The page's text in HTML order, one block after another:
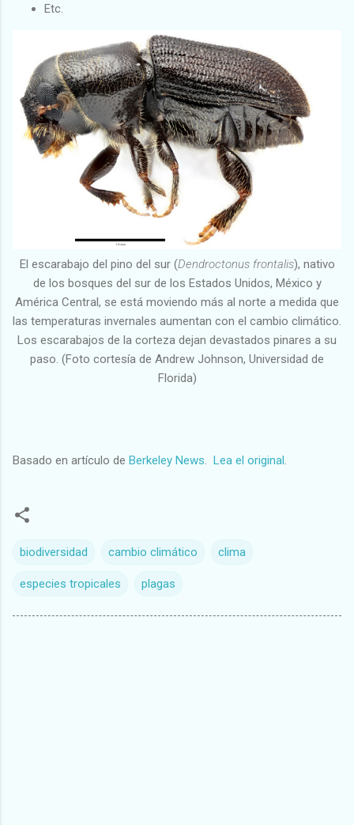
Etc.
El escarabajo del pino del sur (Dendroctonus frontalis), nativo
de los bosques del sur de los Estados Unidos, México y
América Central, se está moviendo más al norte a medida que
las temperaturas invernales aumentan con el cambio climático.
Los escarabajos de la corteza dejan devastados pinares a su
paso. (Foto cortesía de Andrew Johnson, Universidad de
Florida)
Basado en artículo de Berkeley News Lea el original
biodiversidad cambio climático clima
especies tropicales plagas